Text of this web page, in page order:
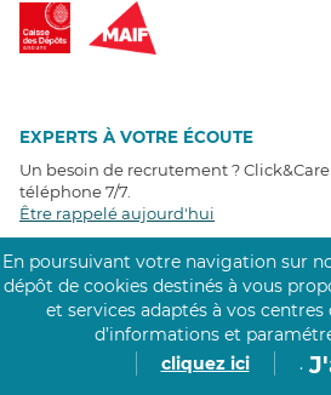
EXPERTS À VOTRE ÉCOUTE
Un besoin de recrutement ?
téléphone 7/7
Être rappelé aujourd'hui
TÉMOIGNAGES CLIENTS
4,6/5
Avis clientsrécoltés sur
Google
En poursuivant votre navigation sur
dépôt de cookies destinés à vous
et services adaptés à vos centres
d’informations et
cliquez ici
.